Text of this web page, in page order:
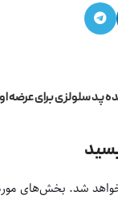
پد سلولزی برای عرضه
شد. بخش‌های